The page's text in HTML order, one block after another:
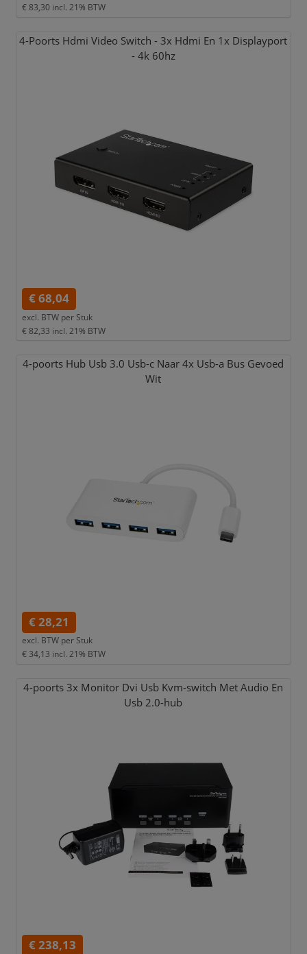
€ 83,30 incl. 21% BTW
4-Poorts Hdmi Video Switch - 3x Hdmi En 1x Displayport
- 4k 60hz
€ 68,04
excl. BTW per Stuk
€ 82,33 incl. 21% BTW
4-poorts Hub Usb 3.0 Usb-c Naar 4x Usb-a Bus Gevoed
Wit
€ 28,21
excl. BTW per Stuk
€ 34,13 incl. 21% BTW
4-poorts 3x Monitor Dvi Usb Kvm-switch Met Audio En
Usb 2.0-hub
€ 238,13